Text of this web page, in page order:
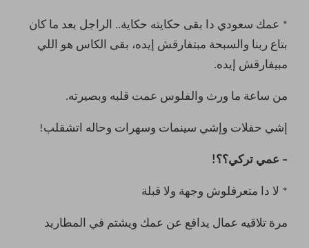
* عمك سعودي دا بقى حكايته حكاية.. الراجل بعد ما كان
بتاع ربنا والسبحة مبتفارقش إيده، بقى الكاس هو اللي
مبيفارقش إيده.
من ساعة ما ورث والفلوس عمت قلبه وبصيرته.
إشي حفلات وإشي سينمات وسهرات وحاله اتشقلب!
– عمي تركي؟؟!
* لا دا متعرفلوش وجهة ولا قبلة
مرة تلاقيه عمال يدافع عن عمك ويشتم في المطاريد